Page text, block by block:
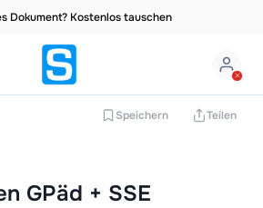
Dokument? Kostenlos tauschen
Speichern Teilen
GPäd + SSE